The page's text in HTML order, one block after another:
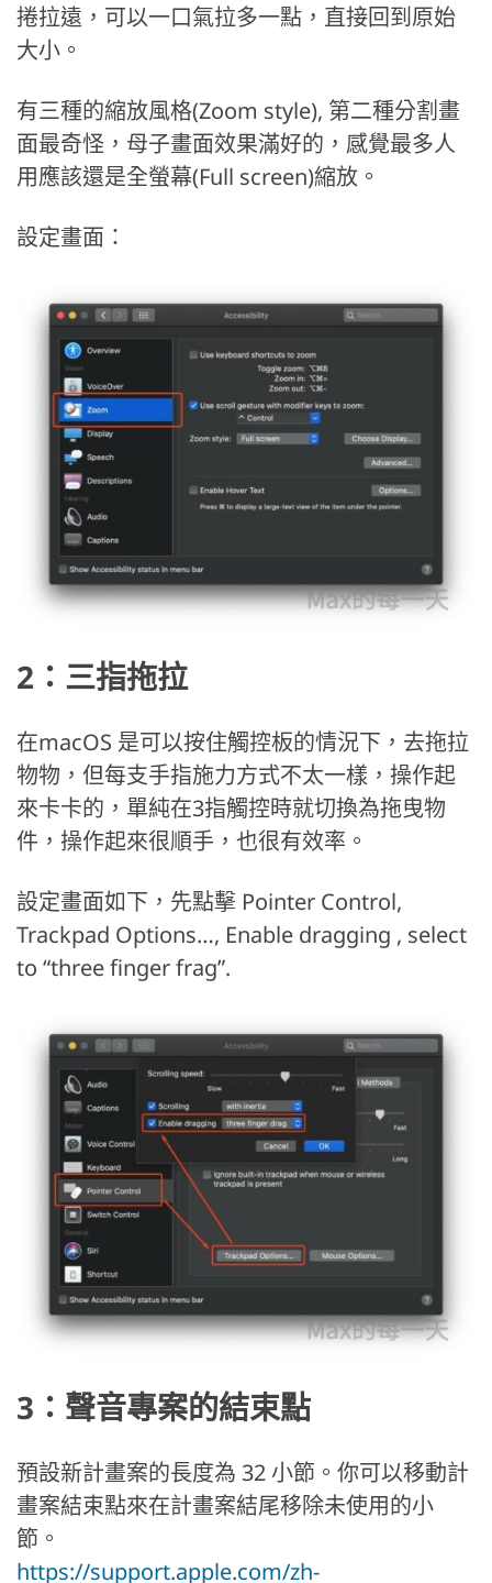
捲拉遠，可以一口氣拉多一點，直接回到原始
大小。
有三種的縮放風格(Zoom style), 第二種分割畫
面最奇怪，母子畫面效果滿好的，感覺最多人
用應該還是全螢幕(Full screen)縮放。
設定畫面：
2：三指拖拉
在macOS 是可以按住觸控板的情況下，去拖拉
物物，但每支手指施力方式不太一樣，操作起
來卡卡的，單純在3指觸控時就切換為拖曳物
件，操作起來很順手，也很有效率。
設定畫面如下，先點擊 Pointer Control,
Trackpad Options…, Enable dragging , select
to “three finger frag”.
3：聲音專案的結束點
預設新計畫案的長度為 32 小節。你可以移動計
畫案結束點來在計畫案結尾移除未使用的小
節。
https://support.apple.com/zh-